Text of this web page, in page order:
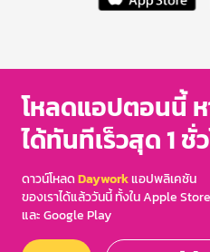
โหลดแอปตอนนี้
ได้ทันทีเร็วสุด 1 ชั่
ดาวน์โหลดDayworkแอปพลิเคชัน
ของเราได้แล้ววันนี้ ทั้งใน Apple Store
และ Google Play